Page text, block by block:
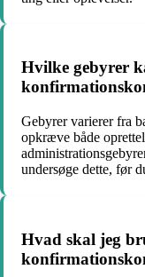
Hvilke gebyrer
Gebyrer varierer fra
opkræve både
undersøge dette, før
Hvad skal jeg